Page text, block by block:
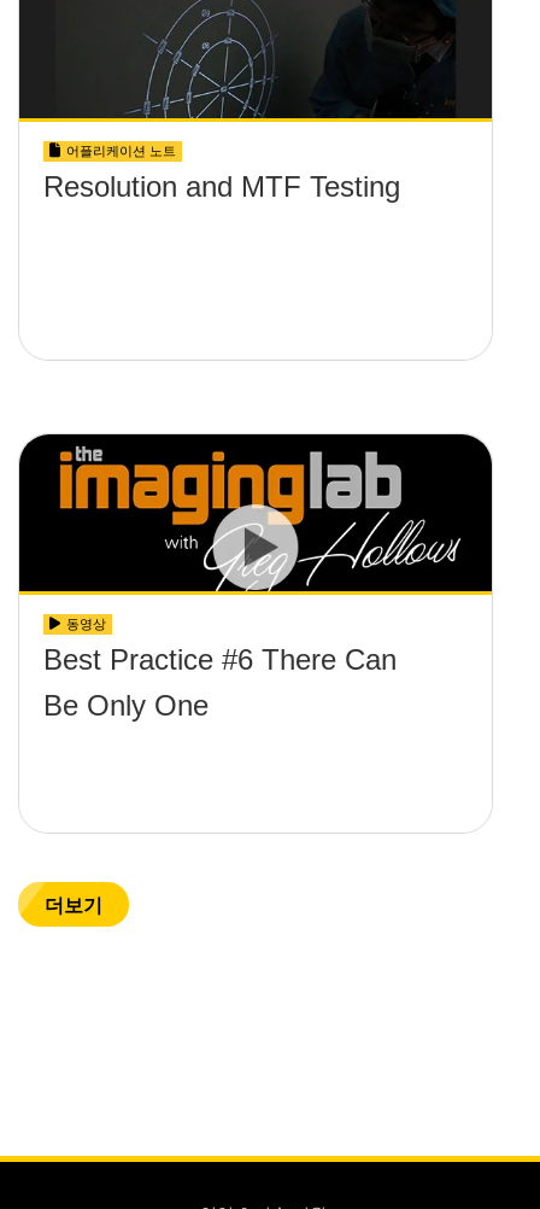
어플리케이션 노트
Resolution and MTF Testing
동영상
Best Practice #6 There Can
Be Only One
더보기